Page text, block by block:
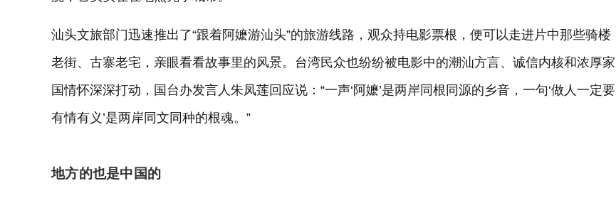
汕头文旅部门迅速推出了“跟着阿嬷游汕头”的旅游线路，观众持电影票根，便可以走进片中那些骑楼
老街、古寨老宅，亲眼看看故事里的风景。台湾民众也纷纷被电影中的潮汕方言、诚信内核和浓厚家
国情怀深深打动，国台办发言人朱凤莲回应说：“一声‘阿嬷’是两岸同根同源的乡音，一句‘做人一定要
有情有义’是两岸同文同种的根魂。”
地方的也是中国的